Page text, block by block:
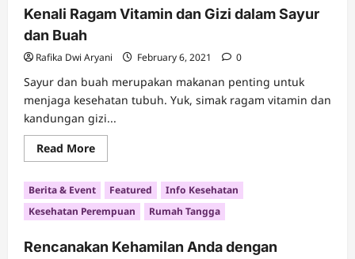
Kamis
bagi
Kenali Ragam Vitamin dan Gizi dalam Sayur
dan Buah
Rafika Dwi Aryani February 6, 2021 0
Sayur dan buah merupakan makanan penting untuk
menjaga kesehatan tubuh. Yuk, simak ragam vitamin dan
kandungan gizi...
Read MoreRead
more
Kenali
Ragam
Vitamin
dan
Gizi
Sayur
Berita & Event Featured
Info Kesehatan
Kesehatan Perempuan
Rumah Tangga
Rencanakan Kehamilan Anda dengan